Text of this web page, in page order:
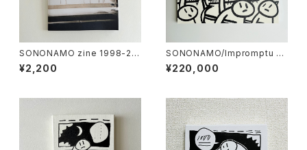
SONONAMO zine 1998-20
03
¥2,200
SONONAMO/Impromptu se
ries-Armed Crowds
¥220,000